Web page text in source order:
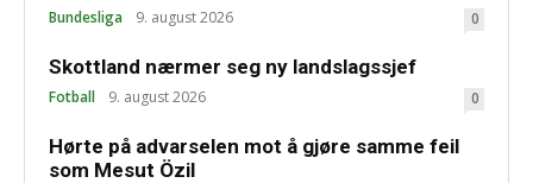
Bundesliga 9. august 2026 0
Skottland nærmer seg ny landslagssjef
Fotball 9. august 2026 0
Hørte på advarselen mot å gjøre samme feil
som Mesut Özil